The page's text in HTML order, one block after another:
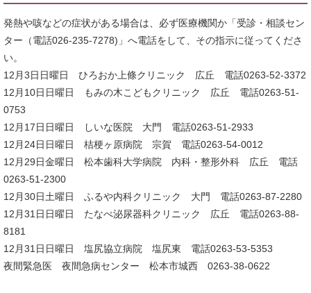
発熱や咳などの症状がある場合は、必ず医療機関か「受診・相談セン
ター（電話026-235-7278)」へ電話をして、その指示に従ってくださ
い。
12月3日日曜日 ひろおか上條クリニック 広丘 電話0263-52-3372
12月10日日曜日 もみの木こどもクリニック 広丘 電話0263-51-
0753
12月17日日曜日 しいな医院 大門 電話0263-51-2933
12月24日日曜日 桔梗ヶ原病院 宗賀 電話0263-54-0012
12月29日金曜日 松本歯科大学病院 内科・整形外科 広丘 電話
0263-51-2300
12月30日土曜日 ふるや内科クリニック 大門 電話0263-87-2280
12月31日日曜日 たなべ泌尿器科クリニック 広丘 電話0263-88-
8181
12月31日日曜日 塩尻協立病院 塩尻東 電話0263-53-5353
夜間緊急医 夜間急病センター 松本市城西 0263-38-0622